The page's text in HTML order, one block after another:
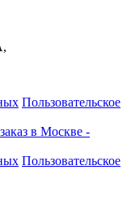
Пользовательское
Пользовательское